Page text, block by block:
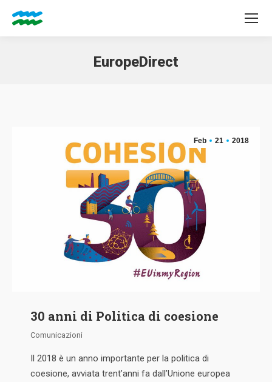
EuropeDirect
Feb 21 2018
30 anni di Politica di coesione
Comunicazioni
Il 2018 è un anno importante per la politica di
coesione, avviata trent’anni fa dall’Unione europea